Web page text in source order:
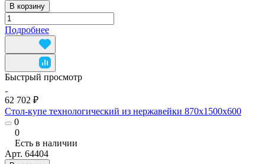
В корзину
Подробнее
Быстрый просмотр
62 702 ₽
Стол-купе технологический из нержавейки 870x1500x600
0
0
Есть в наличии
Арт. 64404